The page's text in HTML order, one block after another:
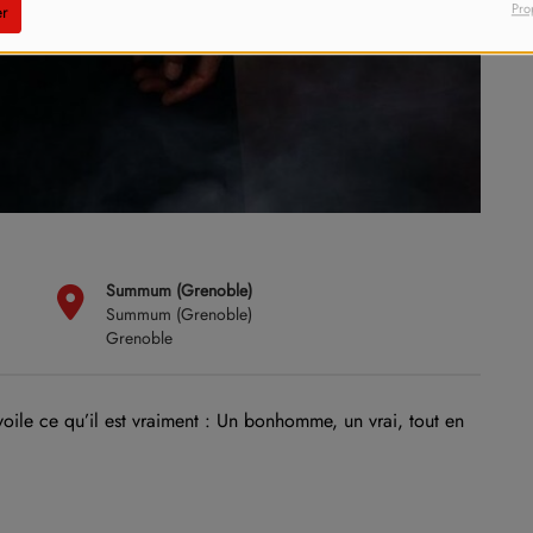
Summum (Grenoble)
Summum (Grenoble)
Grenoble
ce qu’il est vraiment : Un bonhomme, un vrai, tout en